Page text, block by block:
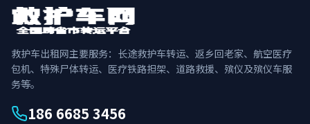
救护车出租网主要服务：长途救护车转运、返乡回老家、航空医疗
包机、特殊尸体转运、医疗铁路担架、道路救援、殡仪及殡仪车服
务等。
186 6685 3456